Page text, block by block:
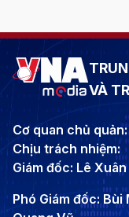
VÀ
Cơ quan chủ
Chịu trách nhiệm:
Giám đốc: Lê
Phó Giám đốc: Bùi